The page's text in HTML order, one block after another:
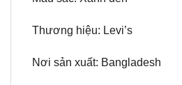
Thương hiệu: Levi’s
Nơi sản xuất: Bangladesh